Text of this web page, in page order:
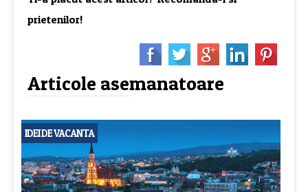
prietenilor!
Articole asemanatoare
IDEI DE VACANTA